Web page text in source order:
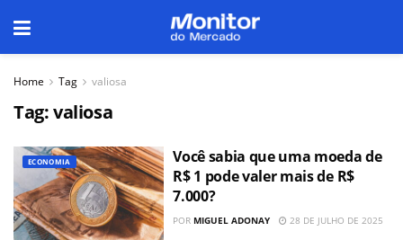
Home Tag valiosa
Tag:valiosa
ECONOMIA
Você sabia que uma moeda de
R$ 1 pode valer mais de R$
7.000?
POR MIGUEL ADONAY 28 DE JULHO DE 2025